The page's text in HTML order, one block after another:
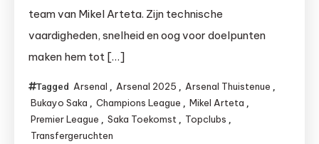
team van Mikel Arteta. Zijn technische
vaardigheden, snelheid en oog voor doelpunten
maken hem tot […]
Tagged Arsenal , Arsenal 2025 , Arsenal Thuistenue ,
Bukayo Saka , Champions League , Mikel Arteta ,
Premier League , Saka Toekomst , Topclubs ,
Transfergeruchten